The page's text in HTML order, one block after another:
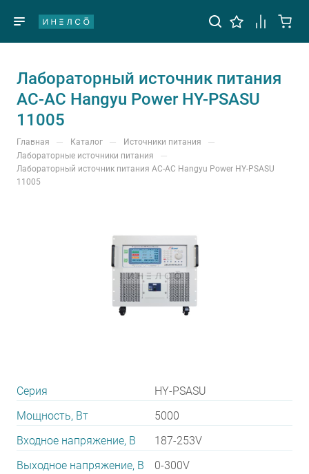
Лабораторный источник питания
AC-AC Hangyu Power HY-PSASU
11005
Главная — Каталог — Источники питания —
Лабораторные источники питания —
Лабораторный источник питания AC-AC Hangyu Power HY-PSASU
11005
Серия
HY-PSASU
Мощность, Вт
5000
Входное напряжение, В
187-253V
Выходное напряжение, В
0-300V